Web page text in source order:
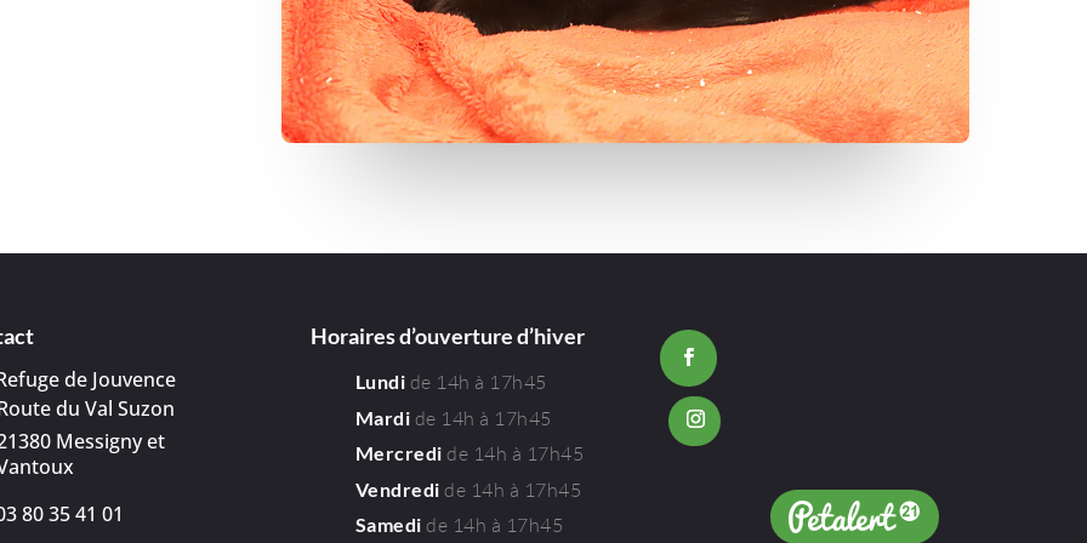
de Jouvence
du Val Suzon
Messigny et
80 35 41 01
Horaires d’ouverture d’hiver
Lundi de 14h à 17h45
Mardi de 14h à 17h45
Mercredide 14h à 17h45
Vendredide 14h à 17h45
Samedide 14h à 17h45